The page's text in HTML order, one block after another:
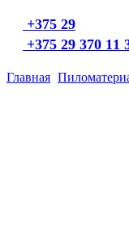
+375 29
+375 29 370 11
Главная